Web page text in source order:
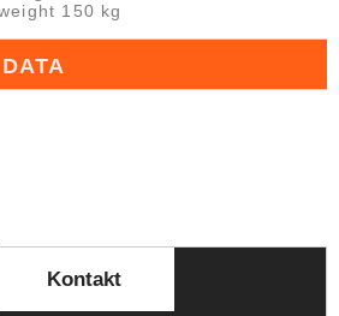
150 kg
Kontakt